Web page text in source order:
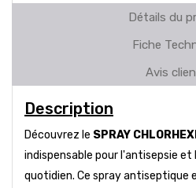
Détails du
Fiche
Avis
Description
Découvrez le SPRAY
indispensable pour l'antisepsie
quotidien. Ce spray antiseptique